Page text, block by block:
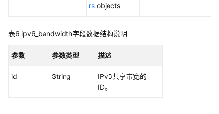
任
担
rs objects
表6 ipv6_bandwidth字段数据结构说明
参数 参数类型 描述
id String
IPv6共享带宽的
ID。